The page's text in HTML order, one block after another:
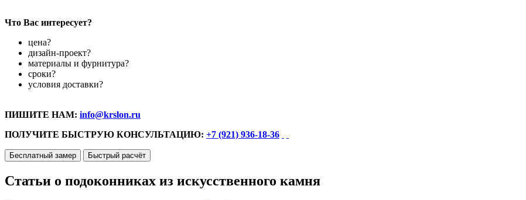
Что Вас интересует?
цена?
дизайн-проект?
материалы и фурнитура?
сроки?
условия доставки?
ПИШИТЕ НАМ: info@krslon.ru
ПОЛУЧИТЕ БЫСТРУЮ КОНСУЛЬТАЦИЮ: +7 (921) 936-18-36
Бесплатный замер Быстрый расчёт
Статьи о подоконниках из искусственного камня